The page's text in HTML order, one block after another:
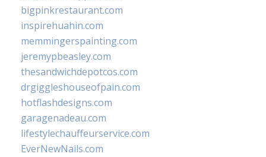
bigpinkrestaurant.com
inspirehuahin.com
memmingerspainting.com
jeremypbeasley.com
thesandwichdepotcos.com
drgiggleshouseofpain.com
hotflashdesigns.com
garagenadeau.com
lifestylechauffeurservice.com
EverNewNails.com